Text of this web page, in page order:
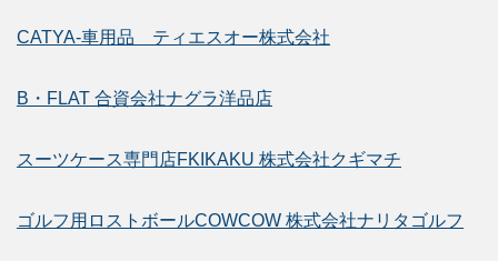
CATYA-車用品 ティエスオー株式会社
B・FLAT 合資会社ナグラ洋品店
スーツケース専門店FKIKAKU 株式会社クギマチ
ゴルフ用ロストボールCOWCOW 株式会社ナリタゴルフ